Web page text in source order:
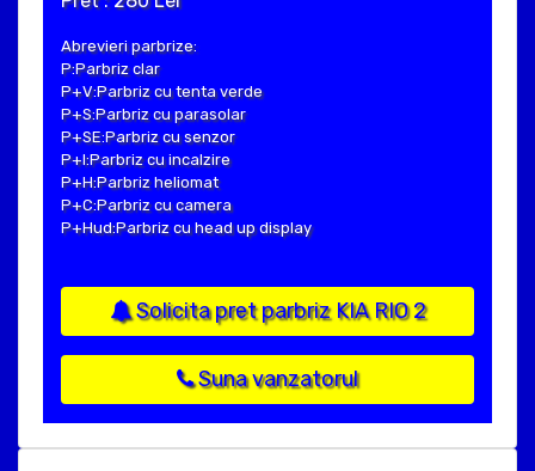
Abrevieri parbrize:
P:Parbriz clar
P+V:Parbriz cu tenta verde
P+S:Parbriz cu parasolar
P+SE:Parbriz cu senzor
P+I:Parbriz cu incalzire
P+H:Parbriz heliomat
P+C:Parbriz cu camera
P+Hud:Parbriz cu head up display
Solicita pret parbriz KIA RIO 2
Suna vanzatorul